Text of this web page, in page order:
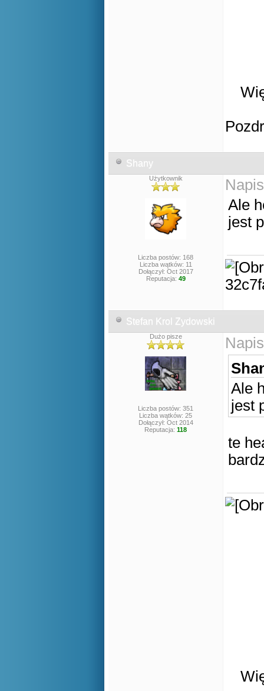
Shany
Użytkownik
Liczba postów: 168
Liczba wątków: 11
Dołączył: Oct 2017
Reputacja: 49
Ale
jest
Stefan Krol Zydowski
Dużo pisze
Liczba postów: 351
Liczba wątków: 25
Dołączył: Oct 2014
Reputacja: 118
Ale
jest
te